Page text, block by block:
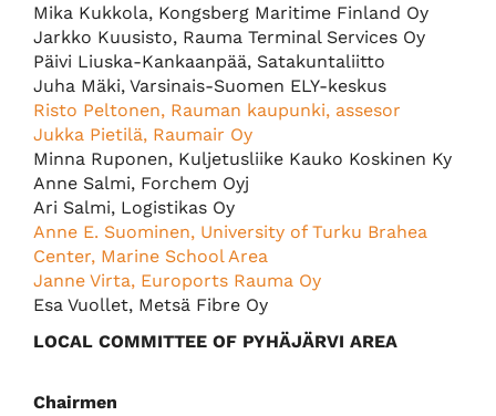
Mika Kukkola, Kongsberg Maritime Finland Oy
Jarkko Kuusisto, Rauma Terminal Services Oy
Päivi Liuska-Kankaanpää, Satakuntaliitto
Juha Mäki, Varsinais-Suomen ELY-keskus
Risto Peltonen, Rauman kaupunki, assesor
Jukka Pietilä, Raumair Oy
Minna Ruponen, Kuljetusliike Kauko Koskinen Ky
Anne Salmi, Forchem Oyj
Ari Salmi, Logistikas Oy
Anne E. Suominen, University of Turku Brahea
Center, Marine School Area
Janne Virta, Euroports Rauma Oy
Esa Vuollet, Metsä Fibre Oy
LOCAL COMMITTEE OF PYHÄJÄRVI AREA
Chairmen